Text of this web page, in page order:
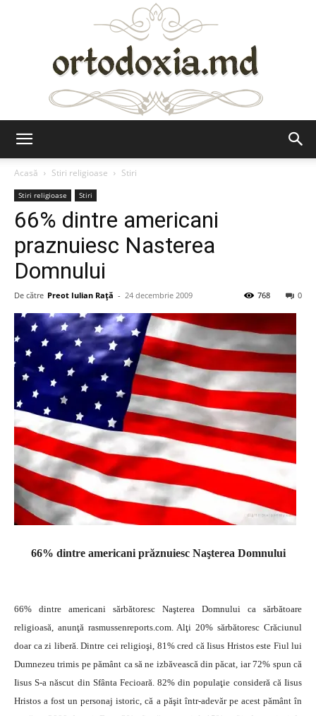
Acasă
Stiri religioase Stiri
Stiri religioase Stiri
66% dintre americani
praznuiesc Nasterea
Domnului
De către Preot Iulian Raţă - 24 decembrie 2009 0
768
66% dintre americani prăznuiesc Naşterea Domnului
66% dintre americani sărbătoresc Naşterea Domnului ca sărbătoare
religioasă, anunţă rasmussenreports.com. Alţi 20% sărbătoresc Crăciunul
doar ca zi liberă. Dintre cei religioşi, 81% cred că Iisus Hristos este Fiul lui
Dumnezeu trimis pe pământ ca să ne izbăvească din păcat, iar 72% spun că
Iisus S-a născut din Sfânta Fecioară.82% din populaţie consideră că Iisus
Hristos a fost un personaj istoric, că a păşit într-adevăr pe acest pământ în